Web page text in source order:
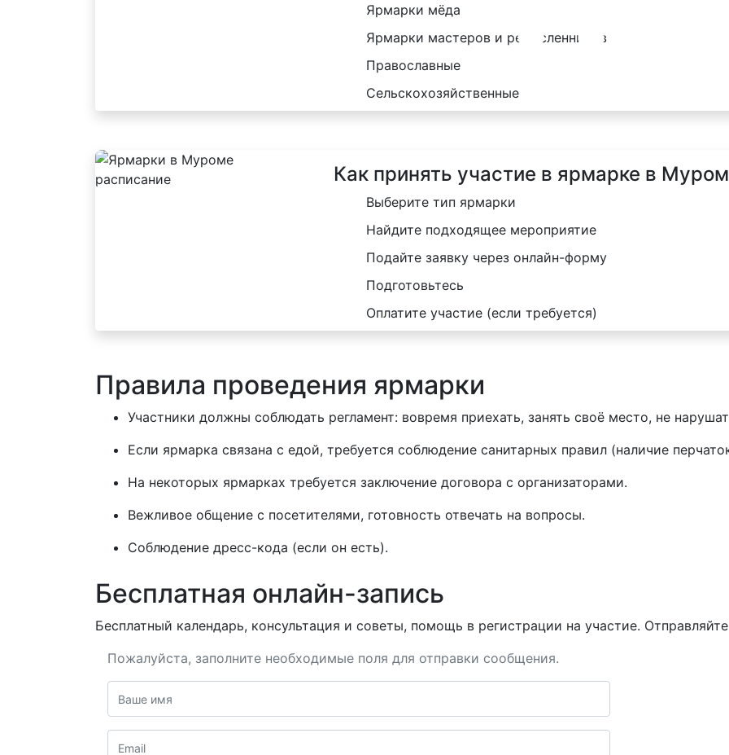
Ярмарки мёда
Ярмарки мастеров и ремесленников
Православные
Сельскохозяйственные
Как принять участие в ярмарке в
Выберите тип ярмарки
Найдите подходящее мероприятие
Подайте заявку через онлайн-форму
Подготовьтесь
Оплатите участие (если требуется)
Правила проведения ярмарки
Участники должны соблюдать регламент: вовремя приехать, занять своё место, не
Если ярмарка связана с едой, требуется соблюдение санитарных правил (наличие
На некоторых ярмарках требуется заключение договора с организаторами.
Вежливое общение с посетителями, готовность отвечать на вопросы.
Соблюдение дресс-кода (если он есть).
Бесплатная онлайн-запись
Бесплатный календарь, консультация и советы, помощь в регистрации на участие.
Пожалуйста, заполните необходимые поля для отправки сообщения.